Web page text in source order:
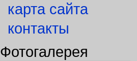
карта сайта
контакты
Фотогалерея